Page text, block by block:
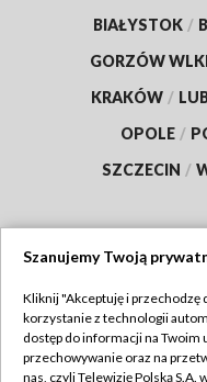
BIAŁYSTOK /
GORZÓW
KRAKÓW /
OPOLE /
SZCZECIN /
Abonament TVP
Szanujemy Twoją
Kliknij "Akceptuję i przechodzę
korzystanie z technologii
dostęp do informacji na
przechowywanie oraz na
nas, czyli Telewizję Polską S.A.